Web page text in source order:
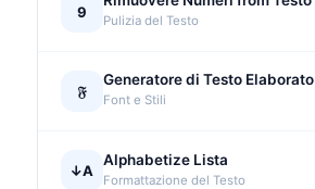
9
Pulizia del Testo
𝔉
Generatore di Testo Elaborato
Font e Stili
↓A
Alphabetize Lista
Formattazione del Testo